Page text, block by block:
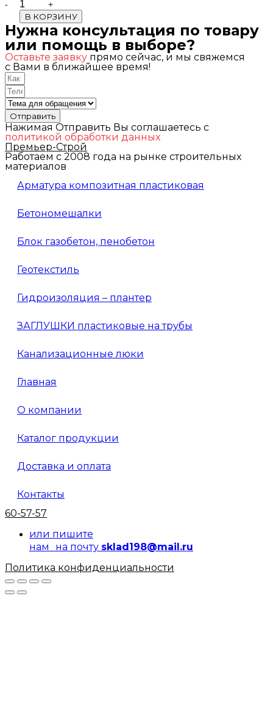
Quantity
В КОРЗИНУ
Нужна консультация по товару
или помощь в выборе?
Оставьте заявку прямо сейчас, и мы свяжемся
с Вами в ближайшее время!
Отправить
Нажимая Отправить Вы соглашаетесь с
политикой обработки данных
Премьер-Строй
Работаем с 2008 года на рынке строительных
материалов
Арматура композитная пластиковая
Бетономешалки
Блок газобетон, пенобетон
Геотекстиль
Гидроизоляция – плантер
ЗАГЛУШКИ пластиковые на трубы
Канализационные люки
Главная
О компании
Каталог продукции
Доставка и оплата
Контакты
60-57-57
или пишите
нам на почту sklad198@mail.ru
Политика конфиденциальности